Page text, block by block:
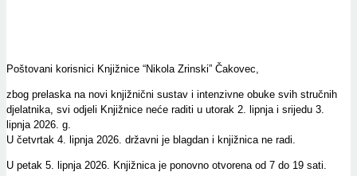
Poštovani korisnici Knjižnice “Nikola Zrinski” Čakovec,
zbog prelaska na novi knjižnični sustav i intenzivne obuke svih stručnih
djelatnika, svi odjeli Knjižnice neće raditi u utorak 2. lipnja i srijedu 3.
lipnja 2026. g.
U četvrtak 4. lipnja 2026. državni je blagdan i knjižnica ne radi.
U petak 5. lipnja 2026. Knjižnica je ponovno otvorena od 7 do 19 sati.